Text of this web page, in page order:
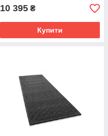
10 395 ₴
Купити